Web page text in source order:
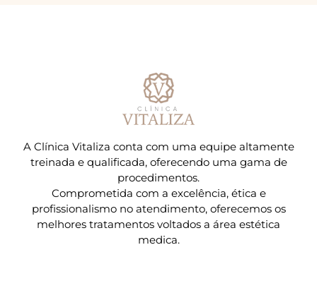
A Clínica Vitaliza conta com uma equipe altamente
treinada e qualificada, oferecendo uma gama de
procedimentos.
Comprometida com a excelência, ética e
profissionalismo no atendimento, oferecemos os
melhores tratamentos voltados a área estética
medica.